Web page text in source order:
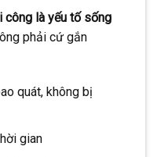
công là yếu tố sống
phải cứ gắn
quát, không bị
gian